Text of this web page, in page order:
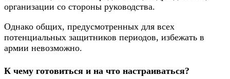
организации со стороны руководства.
Однако общих, предусмотренных для всех
потенциальных защитников периодов, избежать в
армии невозможно.
К чему готовиться и на что настраиваться?